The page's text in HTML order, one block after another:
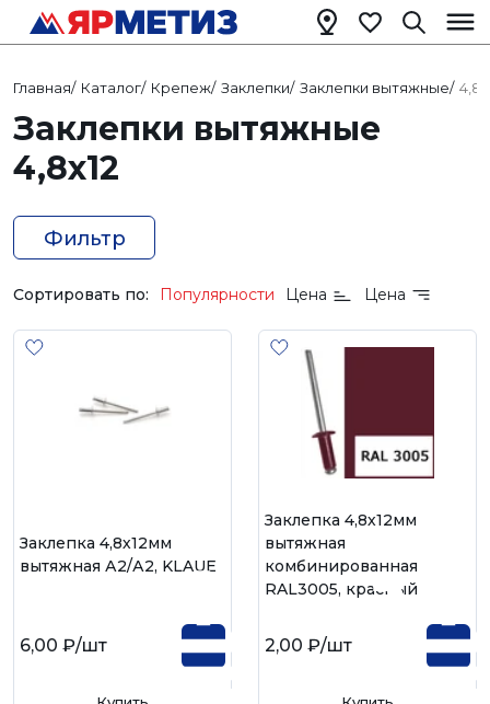
Главная/ Каталог/ Крепеж/ Заклепки/ Заклепки вытяжные/
Заклепки вытяжные
4,8х12
Фильтр
Сортировать по: Популярности Цена Цена
Заклепка 4,8х12мм
вытяжная А2/А2, KLAUE
6,00 ₽/шт
Заклепка 4,8х12мм
вытяжная
комбинированная
RAL3005, красный
2,00 ₽/шт